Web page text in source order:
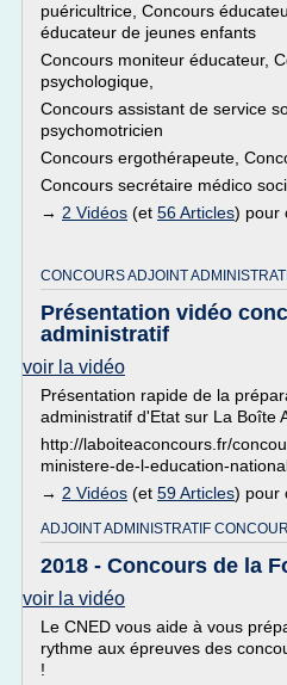
puéricultrice, Concours
éducateur de jeunes enfants
Concours moniteur éducateur,
psychologique,
Concours assistant de service
psychomotricien
Concours ergothérapeute,
Concours secrétaire médico
→ 2 Vidéos (et 56 Articles) pour
CONCOURS ADJOINT
Présentation vidéo
administratif
voir la vidéo
Présentation rapide de la
administratif d'Etat sur La Boîte
http://laboiteaconcours.fr/
ministere-de-l-education-
→ 2 Vidéos (et 59 Articles) pour
ADJOINT ADMINISTRATIF
2018 - Concours de la
voir la vidéo
Le CNED vous aide à vous
rythme aux épreuves des
!